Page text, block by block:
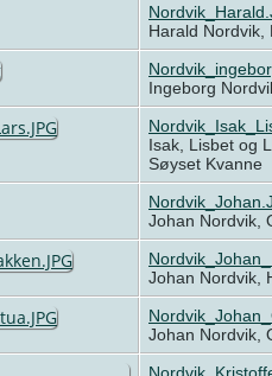
Harald
Ingeborg
Isak, Lisbet og
Søyset Kvanne
Johan Nordvik,
Johan Nordvik,
Johan Nordvik,